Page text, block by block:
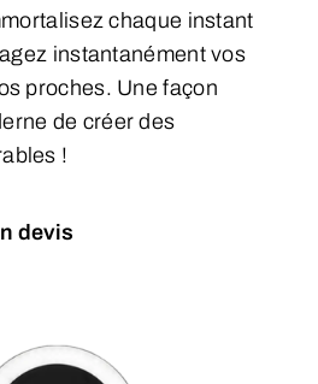
chaque instant
instantanément vos
proches. Une façon
de créer des
!
devis